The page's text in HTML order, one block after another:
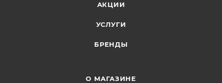
АКЦИИ
УСЛУГИ
БРЕНДЫ
О МАГАЗИНЕ